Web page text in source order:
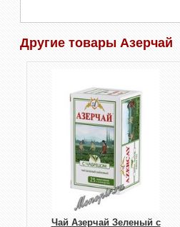
Другие товары Азерчай
Чай Азерчай Зеленый с